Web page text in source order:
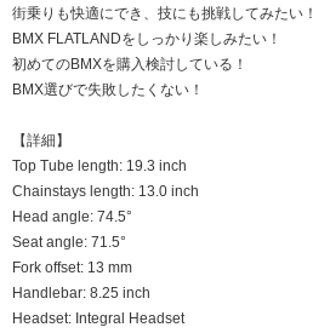
街乗りも快適にでき、技にも挑戦してみたい！
BMX FLATLANDをしっかり楽しみたい！
初めてのBMXを購入検討している！
BMX選びで失敗したくない！
【詳細】
Top Tube length: 19.3 inch
Chainstays length: 13.0 inch
Head angle: 74.5°
Seat angle: 71.5°
Fork offset: 13 mm
Handlebar: 8.25 inch
Headset: Integral Headset